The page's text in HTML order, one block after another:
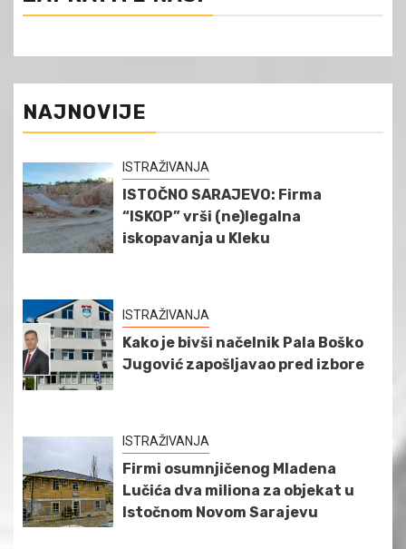
NAJNOVIJE
ISTRAŽIVANJA
ISTOČNO SARAJEVO: Firma
“ISKOP” vrši (ne)legalna
iskopavanja u Kleku
ISTRAŽIVANJA
Kako je bivši načelnik Pala Boško
Jugović zapošljavao pred izbore
ISTRAŽIVANJA
Firmi osumnjičenog Mladena
Lučića dva miliona za objekat u
Istočnom Novom Sarajevu